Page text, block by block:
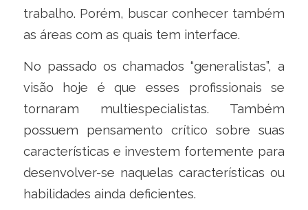
trabalho. Porém, buscar conhecer também
as áreas com as quais tem interface.
No passado os chamados “generalistas”, a
visão hoje é que esses profissionais se
tornaram multiespecialistas. Também
possuem pensamento crítico sobre suas
características e investem fortemente para
desenvolver-se naquelas características ou
habilidades ainda deficientes.